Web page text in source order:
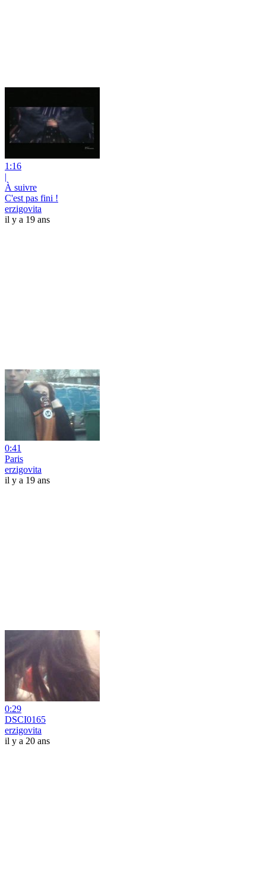
1:16
|
À suivre
C'est pas fini !
erzigovita
il y a 19 ans
0:41
Paris
erzigovita
il y a 19 ans
0:29
DSCI0165
erzigovita
il y a 20 ans